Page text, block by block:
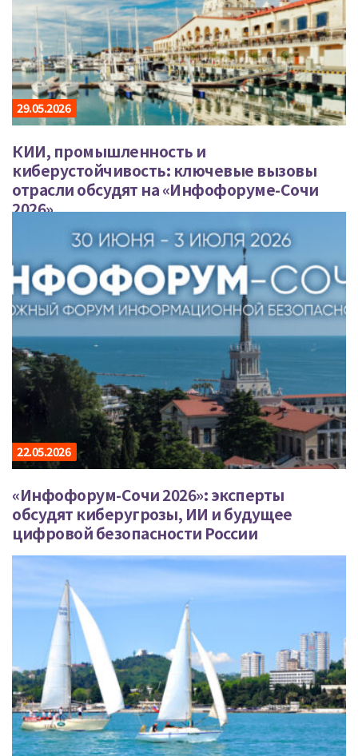
29.05.2026
КИИ, промышленность и
киберустойчивость: ключевые вызовы
отрасли обсудят на «Инфофоруме-Сочи
2026»
22.05.2026
«Инфофорум-Сочи 2026»: эксперты
обсудят киберугрозы, ИИ и будущее
цифровой безопасности России